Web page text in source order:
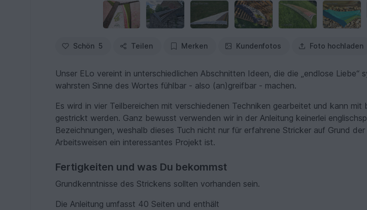
Schön 5 Teilen Merken Kundenfotos Foto hochladen
Unser ELo vereint in unterschiedlichen Abschnitten Ideen, die die „endlose Liebe“
wahrsten Sinne des Wortes fühlbar - also (an)greifbar - machen.
Es wird in vier Teilbereichen mit verschiedenen Techniken gearbeitet und kann mit
gestrickt werden. Ganz bewusst verwenden wir in der Anleitung keinerlei
Bezeichnungen, weshalb dieses Tuch nicht nur für erfahrene Stricker auf Grund
Arbeitsweisen ein interessantes Projekt ist.
Fertigkeiten und was Du bekommst
Grundkenntnisse des Strickens sollten vorhanden sein.
Die Anleitung umfasst 40 Seiten und enthält